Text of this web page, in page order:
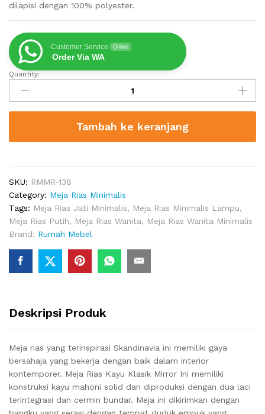
dilapisi dengan 100% polyester.
Customer Service Online
Order Via WA
Meja
Rias
Kayu
Klasik
quantity
Quantity:
Tambah ke keranjang
SKU: RMMR-138
Category: Meja Rias Minimalis
Tags: Meja Rias Jati Minimalis, Meja Rias Minimalis Lampu,
Meja Rias Putih, Meja Rias Wanita, Meja Rias Wanita Minimalis
Brand: Rumah Mebel
Deskripsi Produk
Meja rias yang terinspirasi Skandinavia ini memiliki gaya
bersahaja yang bekerja dengan baik dalam interior
kontemporer. Meja Rias Kayu Klasik Mirror Ini memiliki
konstruksi kayu mahoni solid dan diproduksi dengan dua laci
terintegrasi dan cermin bundar. Meja ini dikirimkan dengan